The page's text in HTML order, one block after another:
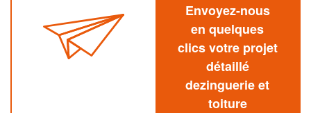
Envoyez-nous
en quelques
clics votre projet
détaillé
dezinguerie et
toiture